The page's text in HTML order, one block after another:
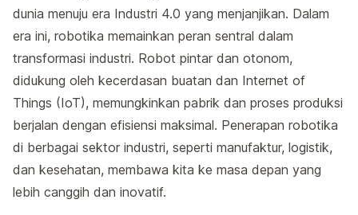
dunia menuju era Industri 4.0 yang menjanjikan. Dalam
era ini, robotika memainkan peran sentral dalam
transformasi industri. Robot pintar dan otonom,
didukung oleh kecerdasan buatan dan Internet of
Things (IoT), memungkinkan pabrik dan proses produksi
berjalan dengan efisiensi maksimal. Penerapan robotika
di berbagai sektor industri, seperti manufaktur, logistik,
dan kesehatan, membawa kita ke masa depan yang
lebih canggih dan inovatif.